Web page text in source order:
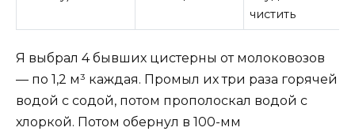
чистить
Я выбрал 4 бывших цистерны от молоковозов
— по 1,2 м³ каждая. Промыл их три раза горячей
водой с содой, потом прополоскал водой с
хлоркой. Потом обернул в 100-мм